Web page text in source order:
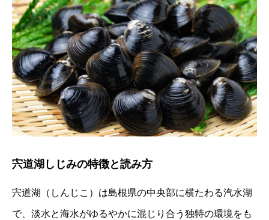
宍道湖しじみの特徴と読み方
宍道湖（しんじこ）は島根県の中央部に横たわる汽水湖
で、淡水と海水がゆるやかに混じり合う独特の環境をも